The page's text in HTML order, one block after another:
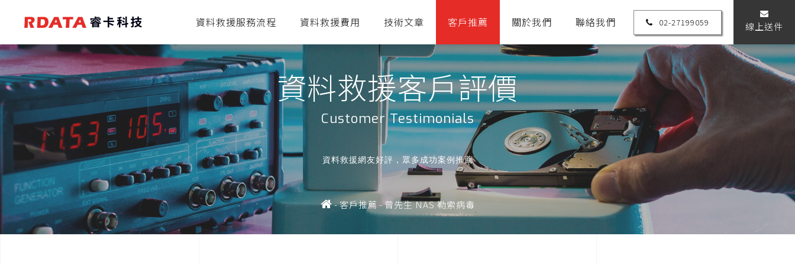
資料救援服務流程 資料救援費用 技術文章 客戶推薦 關於我們 聯絡我們 02-27199059 線上送件
資料救援客戶評價
Customer Testimonials
資料救援網友好評，眾多成功案例推薦
-客戶推薦 -曾先生 NAS 勒索病毒